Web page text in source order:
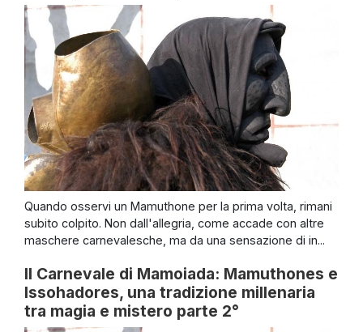
Quando osservi un Mamuthone per la prima volta, rimani
subito colpito. Non dall'allegria, come accade con altre
maschere carnevalesche, ma da una sensazione di in...
Il Carnevale di Mamoiada: Mamuthones e
Issohadores, una tradizione millenaria
tra magia e mistero parte 2°